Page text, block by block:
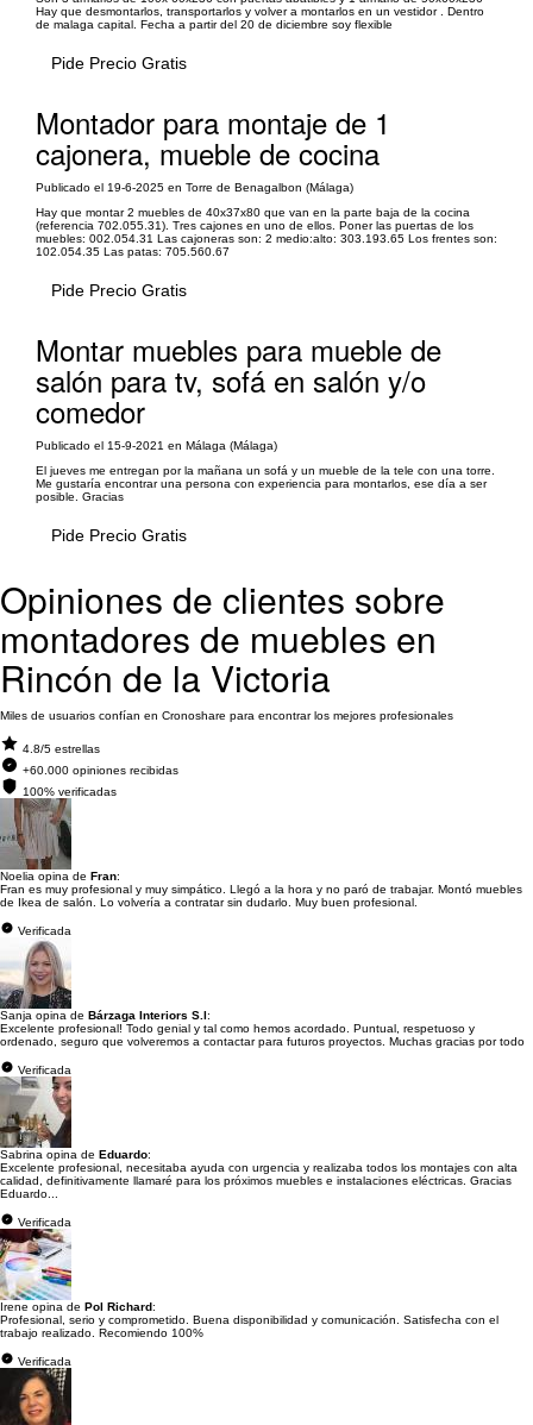
Hay que desmontarlos, transportarlos y volver a montarlos en un vestidor . Dentro
de malaga capital. Fecha a partir del 20 de diciembre soy flexible
Pide Precio Gratis
Montador para montaje de 1
cajonera, mueble de cocina
Publicado el 19-6-2025 en Torre de Benagalbon (Málaga)
Hay que montar 2 muebles de 40x37x80 que van en la parte baja de la cocina
(referencia 702.055.31). Tres cajones en uno de ellos. Poner las puertas de los
muebles: 002.054.31 Las cajoneras son: 2 medio:alto: 303.193.65 Los frentes son:
102.054.35 Las patas: 705.560.67
Pide Precio Gratis
Montar muebles para mueble de
salón para tv, sofá en salón y/o
comedor
Publicado el 15-9-2021 en Málaga (Málaga)
El jueves me entregan por la mañana un sofá y un mueble de la tele con una torre.
Me gustaría encontrar una persona con experiencia para montarlos, ese día a ser
posible. Gracias
Pide Precio Gratis
Opiniones de clientes sobre
montadores de muebles en
Rincón de la Victoria
Miles de usuarios confían en Cronoshare para encontrar los mejores profesionales
4.8/5 estrellas
+60.000 opiniones recibidas
100% verificadas
Noelia opina de Fran:
Fran es muy profesional y muy simpático. Llegó a la hora y no paró de trabajar. Montó muebles
de Ikea de salón. Lo volvería a contratar sin dudarlo. Muy buen profesional.
Verificada
Sanja opina de Bárzaga Interiors S.l:
Excelente profesional! Todo genial y tal como hemos acordado. Puntual, respetuoso y
ordenado, seguro que volveremos a contactar para futuros proyectos. Muchas gracias por todo
Verificada
Sabrina opina de Eduardo:
Excelente profesional, necesitaba ayuda con urgencia y realizaba todos los montajes con alta
calidad, definitivamente llamaré para los próximos muebles e instalaciones eléctricas. Gracias
Eduardo...
Verificada
Irene opina de Pol Richard:
Profesional, serio y comprometido. Buena disponibilidad y comunicación. Satisfecha con el
trabajo realizado. Recomiendo 100%
Verificada